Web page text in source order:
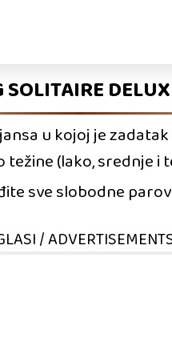
u kojoj je
(lako, srednje i
sve slobodne
/